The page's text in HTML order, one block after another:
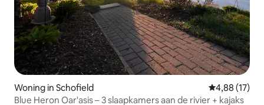
Woning in Schofield Gemiddelde
4,88 (17)
Blue Heron Oar'asis – 3 slaapkamers aan de rivier + kajaks